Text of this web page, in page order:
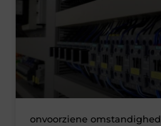
onvoorziene